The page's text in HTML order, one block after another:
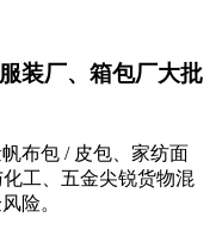
装厂、箱包厂大批
布包 / 皮包、家纺面
工、五金尖锐货物混
险。